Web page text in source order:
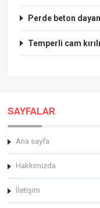
Perde beton
Temperli cam
SAYFALAR
Ana sayfa
Hakkimizda
İletişim